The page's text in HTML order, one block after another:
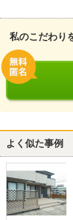
私のこだわり
よく似た事例